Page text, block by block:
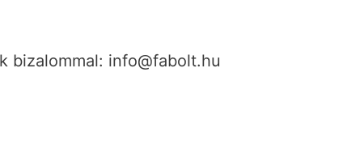
bizalommal: info@fabolt.hu